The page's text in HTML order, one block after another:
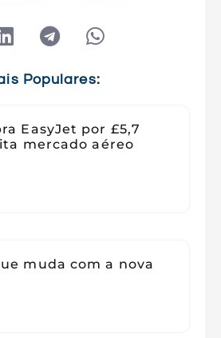
Populares:
EasyJet por £5,7
mercado aéreo
muda com a nova